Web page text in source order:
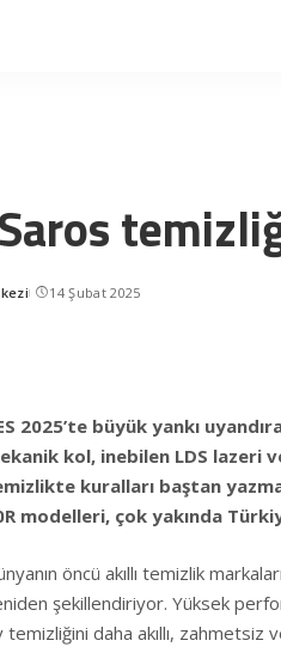
14 Şubat 2025
2025’te büyük yankı
kol, inebilen LDS lazeri
kuralları baştan
modelleri, çok yakında
öncü akıllı temizlik
şekillendiriyor. Yüksek
temizliğini daha akıllı, zahmetsiz